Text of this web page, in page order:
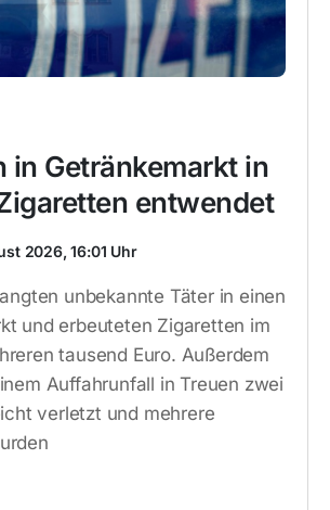
in Getränkemarkt in
entwendet
2026, 16:01 Uhr
unbekannte Täter in einen
und erbeuteten Zigaretten im
tausend Euro. Außerdem
Auffahrunfall in Treuen zwei
verletzt und mehrere